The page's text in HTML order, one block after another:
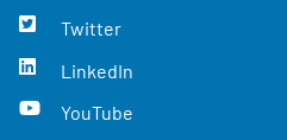
Twitter
LinkedIn
YouTube